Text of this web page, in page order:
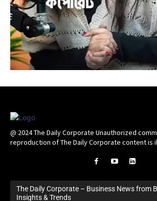
@ 2024 The Daily Corporate Unauthorized
reproduction of The Daily Corporate content is
The Daily Corporate – Business News from
Insights & Trends